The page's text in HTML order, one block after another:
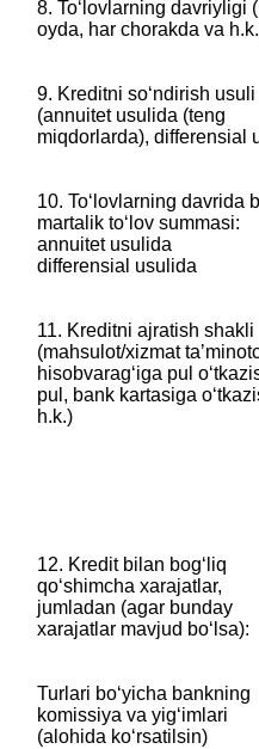
8. Toʻlovlarning davriyligi
oyda, har chorakda va
9. Kreditni soʻndirish usuli
‎‎(annuitet usulida (teng
miqdorlarda), differensial
10. Toʻlovlarning davrida
martalik toʻlov summasi:
‎‎annuitet usulida
‎differensial usulida
11. Kreditni ajratish shakli
‎(mahsulot/xizmat
hisobvaragʻiga pul
pul, bank kartasiga
h.k.)
12. Kredit bilan bogʻliq
qoʻshimcha xarajatlar,
jumladan (agar bunday
xarajatlar mavjud boʻlsa):
Turlari boʻyicha bankning
komissiya va yigʻimlari
(alohida koʻrsatilsin)